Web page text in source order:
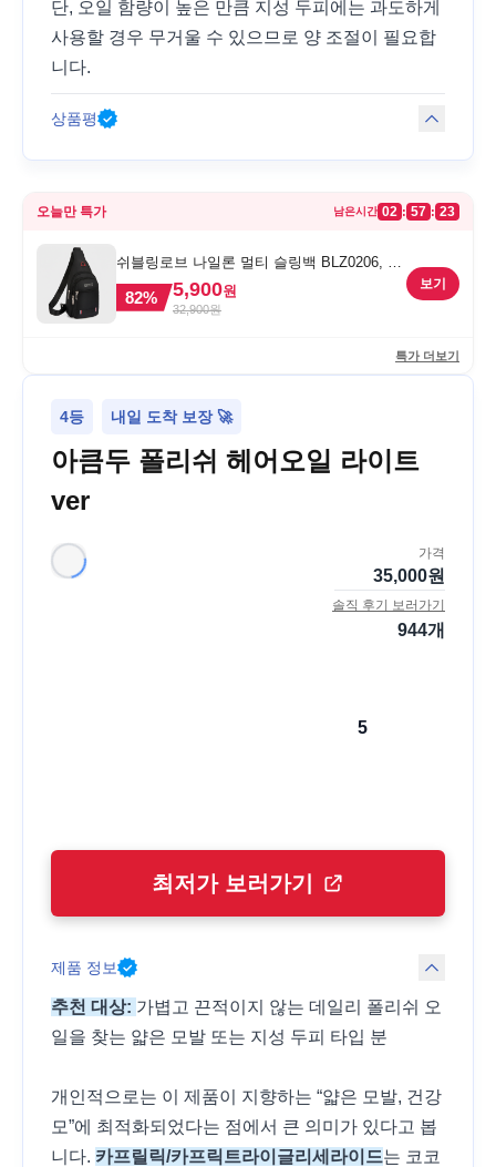
단, 오일 함량이 높은 만큼 지성 두피에는 과도하게
사용할 경우 무거울 수 있으므로 양 조절이 필요합
니다.
상품평
오늘만 특가 남은시간 02 : 57 : 23
쉬블링로브 나일론 멀티 슬링백 BLZ0206, 블
랙, FREE
82% 5,900원
32,900원
보기
특가 더보기
4등 내일 도착 보장 🚀
아큼두 폴리쉬 헤어오일 라이트
ver
가격
35,000원
솔직 후기 보러가기
944개
5
최저가 보러가기
제품 정보
추천 대상: 가볍고 끈적이지 않는 데일리 폴리쉬 오
일을 찾는 얇은 모발 또는 지성 두피 타입 분
개인적으로는 이 제품이 지향하는 “얇은 모발, 건강
모”에 최적화되었다는 점에서 큰 의미가 있다고 봅
니다. 카프릴릭/카프릭트라이글리세라이드는 코코